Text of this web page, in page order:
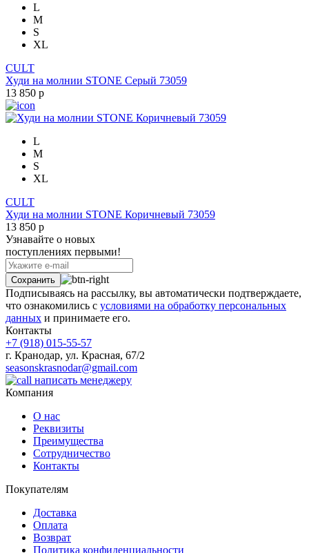
L
M
S
XL
CULT
Худи на молнии STONE Серый 73059
13 850 р
L
M
S
XL
CULT
Худи на молнии STONE Коричневый 73059
13 850 р
Узнавайте о новых
поступлениях первыми!
Подписываясь на рассылку, вы автоматически подтверждаете,
что ознакомились с условиями на обработку персональных
данных и принимаете его.
Контакты
+7 (918) 015-55-57
г. Кранодар, ул. Красная, 67/2
seasonskrasnodar@gmail.com
написать менеджеру
Компания
О нас
Реквизиты
Преимущества
Сотрудничество
Контакты
Покупателям
Доставка
Оплата
Возврат
Политика конфиденциальности